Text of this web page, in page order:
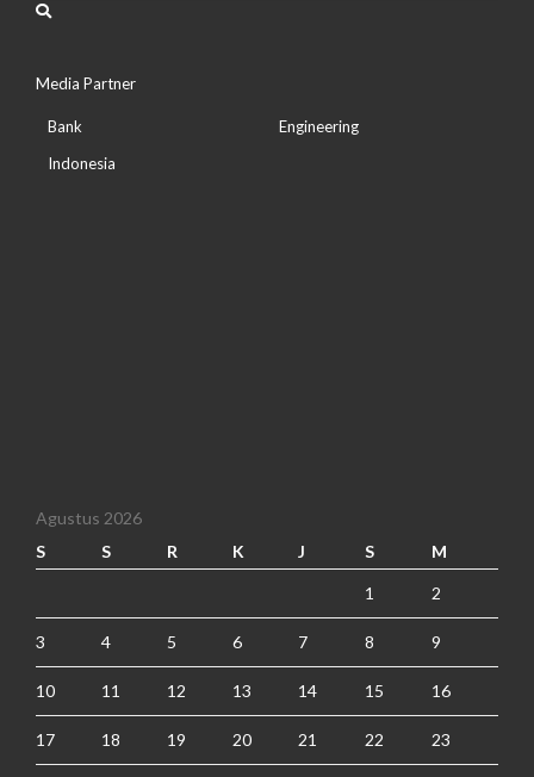
Media Partner
Bank
Indonesia
Engineering
Agustus 2026
S
S R K J S M
1 2
3 4 5 6 7 8 9
10 11 12 13 14 15 16
17 18 19 20 21 22 23